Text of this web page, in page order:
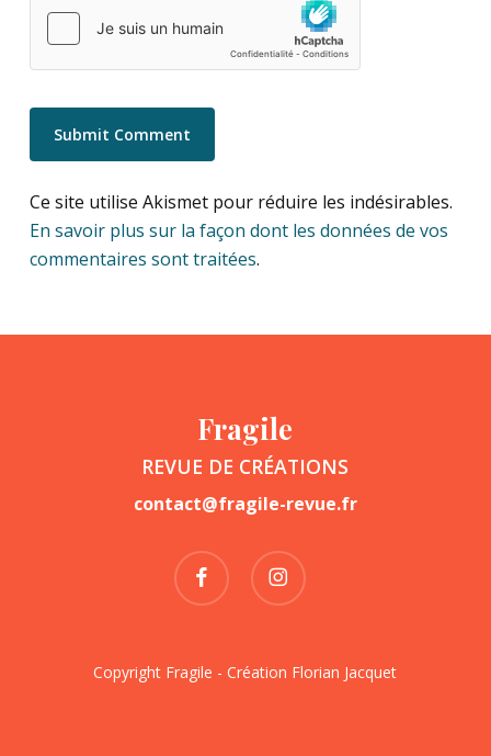
Ce site utilise Akismet pour réduire les indésirables.
En savoir plus sur la façon dont les données de vos
commentaires sont traitées.
Fragile
REVUE DE CRÉATIONS
contact@fragile-revue.fr
facebook instagram
Copyright Fragile - Création Florian Jacquet